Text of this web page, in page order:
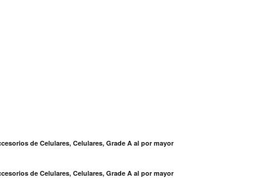
de Celulares, Celulares, Grade A al por mayor
de Celulares, Celulares, Grade A al por mayor